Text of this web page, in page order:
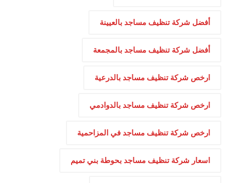
أفضل شركة تنظيف مساجد بالعيينة
أفضل شركة تنظيف مساجد بالمجمعة
ارخص شركة تنظيف مساجد بالدرعية
ارخص شركة تنظيف مساجد بالدوادمي
ارخص شركة تنظيف مساجد في المزاحمية
اسعار شركة تنظيف مساجد بحوطة بني تميم